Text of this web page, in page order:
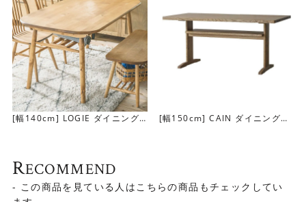
[幅140cm] LOGIE ダイニング
[幅150cm] CAIN ダイニングテ
RECOMMEND
- この商品を見ている人はこちらの商品もチェックしてい